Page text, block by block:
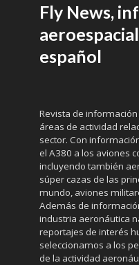
Fly News,
español
Revista de
áreas de actividad
sector. Con
el A380 a los aviones
incluyendo también
súper cazas de las
mundo, aviones
Además de
industria aeronáutica
reportajes de interés
seleccionamos a los
de la actividad